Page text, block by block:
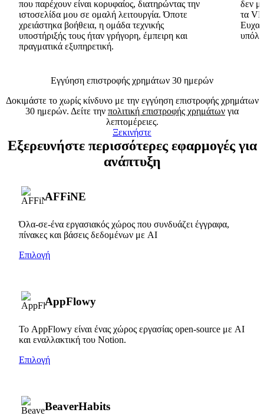
που παρέχουν είναι κορυφαίος, διατηρώντας την
ιστοσελίδα μου σε ομαλή λειτουργία. Όποτε
χρειάστηκα βοήθεια, η ομάδα τεχνικής
υποστήριξής τους ήταν γρήγορη, έμπειρη και
πραγματικά εξυπηρετική.
δεν
τα
Εγγύηση επιστροφής χρημάτων 30 ημερών
Δοκιμάστε το χωρίς κίνδυνο με την εγγύηση επιστροφής χρημάτων
30 ημερών. Δείτε την πολιτική επιστροφής χρημάτων για
λεπτομέρειες.
Ξεκινήστε
Εξερευνήστε περισσότερες εφαρμογές για
ανάπτυξη
AFFiNE
Όλα-σε-ένα εργασιακός χώρος που συνδυάζει έγγραφα,
πίνακες και βάσεις δεδομένων με AI
Επιλογή
AppFlowy
Το AppFlowy είναι ένας χώρος εργασίας open-source με AI
και εναλλακτική του Notion.
Επιλογή
BeaverHabits